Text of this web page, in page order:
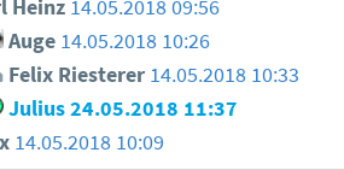
Heinz 14.05.2018 09:56
Auge 14.05.2018 10:26
Felix Riesterer 14.05.2018 10:33
Julius 24.05.2018 11:37
14.05.2018 10:09